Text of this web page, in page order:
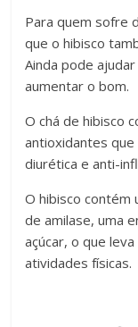
Para quem sofre
que o hibisco
Ainda pode
aumentar o bom.
O chá de hibisco
antioxidantes
diurética e anti-
O hibisco contém
de amilase, uma
açúcar, o que
atividades físicas.